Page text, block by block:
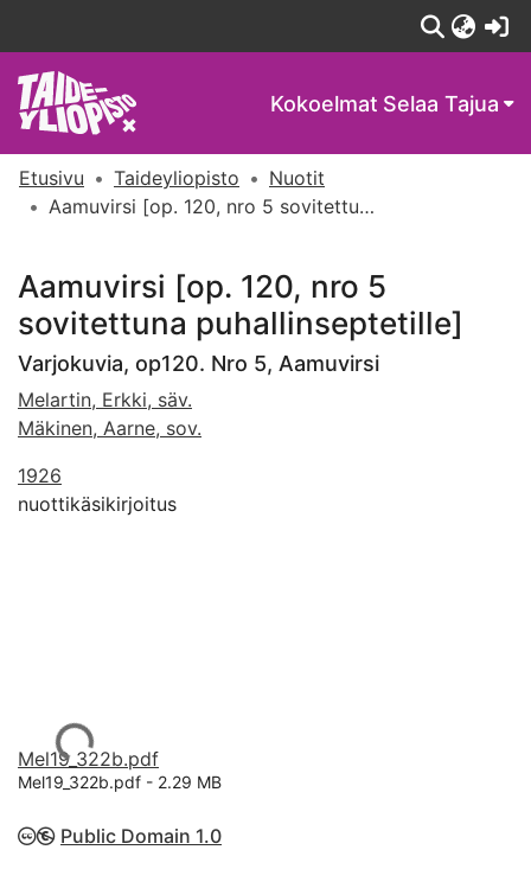
Kokoelmat Selaa Tajua
Etusivu Taideyliopisto
Nuotit
Aamuvirsi [op. 120, nro 5 sovitettuna puhallinseptetille]
Aamuvirsi [op. 120, nro 5
sovitettuna puhallinseptetille]
Varjokuvia, op120. Nro 5, Aamuvirsi
Melartin, Erkki, säv.
Mäkinen, Aarne, sov.
1926
nuottikäsikirjoitus
Ladataan...
Mel19_322b.pdf
Mel19_322b.pdf - 2.29 MB
Public Domain 1.0